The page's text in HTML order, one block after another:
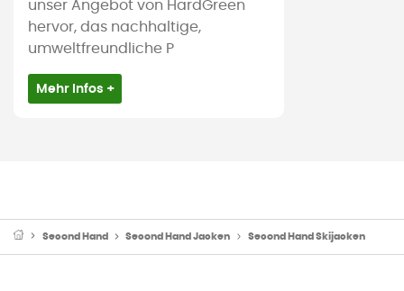
unser Angebot von HardGreen
hervor, das nachhaltige,
umweltfreundliche P
Mehr Infos +
Second Hand Second Hand Jacken Second Hand Skijacken